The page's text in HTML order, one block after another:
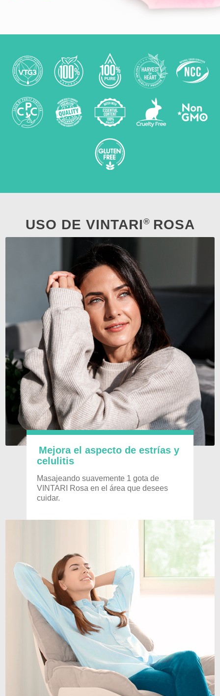
USO DE VINTARI® ROSA
Mejora el aspecto de estrías y
celulitis
Masajeando suavemente 1 gota de
VINTARI Rosa en el área que desees
cuidar.